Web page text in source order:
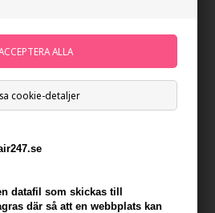
cookie-detaljer
datafil som skickas till
där så att en webbplats kan